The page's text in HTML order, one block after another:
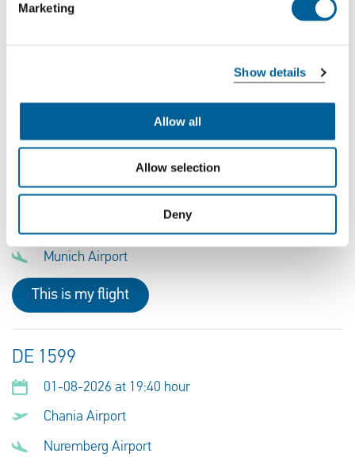
Marketing
Show details
Allow all
Allow selection
Deny
02-08-2026 at 20:00 hour
This is my flight
01-08-2026 at 19:55 hour
Munich Airport
This is my flight
DE 1599
01-08-2026 at 19:40 hour
Chania Airport
Nuremberg Airport